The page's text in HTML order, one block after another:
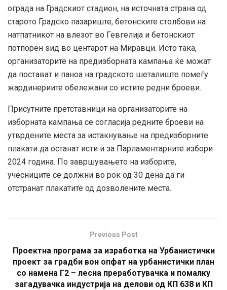
ограда на Градскиот стадион, на источната страна од
старото Градско пазариште, бетонските столбови на
натпатникот на влезот во Гевгелија и бетонскиот
потпорен ѕид во центарот на Миравци. Исто така,
организаторите на предизборната кампања ќе можат
да постават и паноа на градското шеталиште помеѓу
жардинериите обележани со истите редни броеви.
Присутните претставници на организаторите на
изборната кампања се согласија редните броеви на
утврдените места за истакнување на предизборните
плакати да останат исти и за Парламентарните избори
2024 година. По завршувањето на изборите,
учесниците се должни во рок од 30 дена да ги
отстранат плакатите од дозволените места.
Previous Post
Проектна програма за изработка на Урбанистички
проект за градби вон опфат на урбанистички план
со намена Г2 – лесна преработувачка и помалку
загадувачка индустрија на делови од КП 638 и КП